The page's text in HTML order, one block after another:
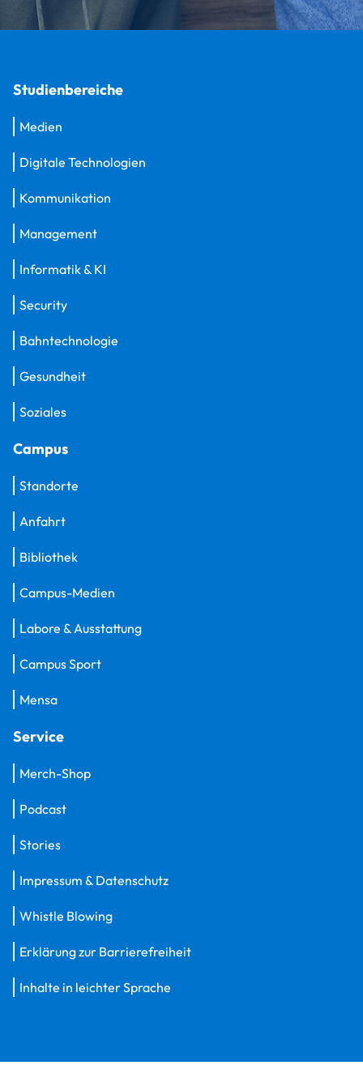
Studienbereiche
Medien
Digitale Technologien
Kommunikation
Management
Informatik & KI
Security
Bahntechnologie
Gesundheit
Soziales
Campus
Standorte
Anfahrt
Bibliothek
Campus-Medien
Labore & Ausstattung
Campus Sport
Mensa
Service
Merch-Shop
Podcast
Stories
Impressum & Datenschutz
Whistle Blowing
Erklärung zur Barrierefreiheit
Inhalte in leichter Sprache